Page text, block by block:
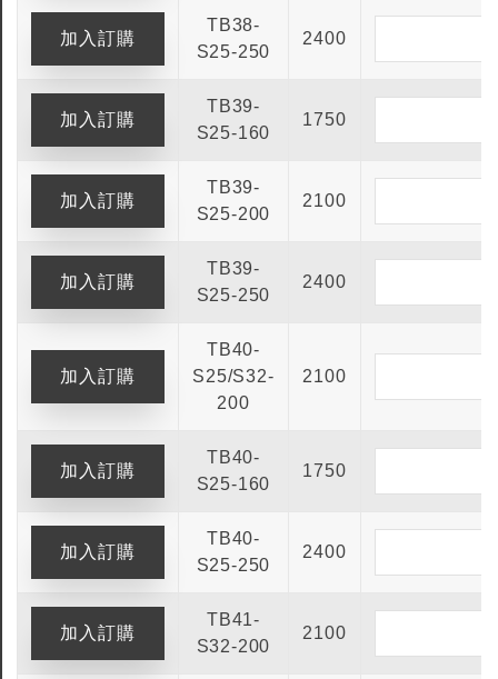
TB38-
S25-250
2400
TB39-
S25-160
1750
TB39-
S25-200
2100
TB39-
S25-250
2400
TB40-
S25/S32-
200
2100
TB40-
S25-160
1750
TB40-
S25-250
2400
TB41-
S32-200
2100